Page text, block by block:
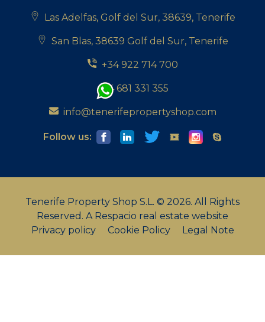
Las Adelfas, Golf del Sur, 38639, Tenerife
San Blas, 38639 Golf del Sur, Tenerife
+34 922 714 700
+34 681 331 355
info@tenerifepropertyshop.com
Follow us:
Tenerife Property Shop S.L. © 2026. All Rights
Reserved. A Respacio real estate website
Privacy policy
Cookie Policy Legal Note